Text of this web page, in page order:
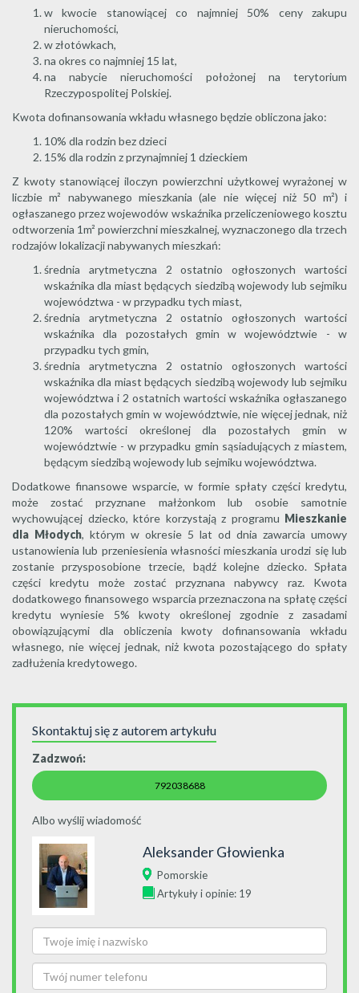
w kwocie stanowiącej co najmniej 50% ceny zakupu
nieruchomości,
w złotówkach,
na okres co najmniej 15 lat,
na nabycie nieruchomości położonej na terytorium
Rzeczypospolitej Polskiej.
Kwota dofinansowania wkładu własnego będzie obliczona jako:
10% dla rodzin bez dzieci
15% dla rodzin z przynajmniej 1 dzieckiem
Z kwoty stanowiącej iloczyn powierzchni użytkowej wyrażonej w
liczbie m² nabywanego mieszkania (ale nie więcej niż 50 m²) i
ogłaszanego przez wojewodów wskaźnika przeliczeniowego kosztu
odtworzenia 1m² powierzchni mieszkalnej, wyznaczonego dla trzech
rodzajów lokalizacji nabywanych mieszkań:
średnia arytmetyczna 2 ostatnio ogłoszonych wartości
wskaźnika dla miast będących siedzibą wojewody lub sejmiku
województwa - w przypadku tych miast,
średnia arytmetyczna 2 ostatnio ogłoszonych wartości
wskaźnika dla pozostałych gmin w województwie - w
przypadku tych gmin,
średnia arytmetyczna 2 ostatnio ogłoszonych wartości
wskaźnika dla miast będących siedzibą wojewody lub sejmiku
województwa i 2 ostatnich wartości wskaźnika ogłaszanego
dla pozostałych gmin w województwie, nie więcej jednak, niż
120% wartości określonej dla pozostałych gmin w
województwie - w przypadku gmin sąsiadujących z miastem,
będącym siedzibą wojewody lub sejmiku województwa.
Dodatkowe finansowe wsparcie, w formie spłaty części kredytu,
może zostać przyznane małżonkom lub osobie samotnie
wychowującej dziecko, które korzystają z programu Mieszkanie
dla Młodych, którym w okresie 5 lat od dnia zawarcia umowy
ustanowienia lub przeniesienia własności mieszkania urodzi się lub
zostanie przysposobione trzecie, bądź kolejne dziecko. Spłata
części kredytu może zostać przyznana nabywcy raz. Kwota
dodatkowego finansowego wsparcia przeznaczona na spłatę części
kredytu wyniesie 5% kwoty określonej zgodnie z zasadami
obowiązującymi dla obliczenia kwoty dofinansowania wkładu
własnego, nie więcej jednak, niż kwota pozostającego do spłaty
zadłużenia kredytowego.
Skontaktuj się z autorem artykułu
Zadzwoń:
792038688
Albo wyślij wiadomość
Aleksander Głowienka
Pomorskie
Artykuły i opinie: 19